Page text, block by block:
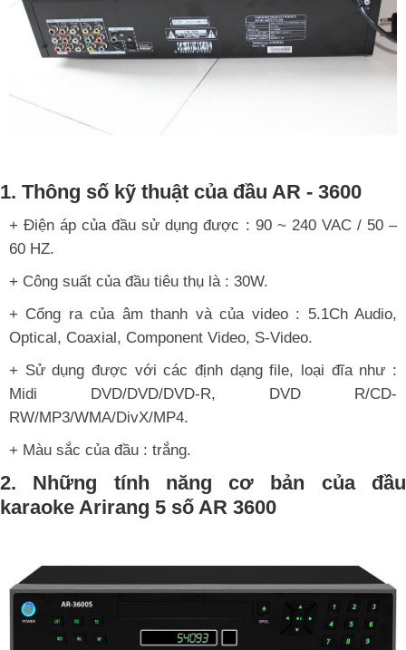
1. Thông số kỹ thuật của đầu AR - 3600
+ Điện áp của đầu sử dụng được : 90 ~ 240 VAC / 50 –
60 HZ.
+ Công suất của đầu tiêu thụ là : 30W.
+ Cổng ra của âm thanh và của video : 5.1Ch Audio,
Optical, Coaxial, Component Video, S-Video.
+ Sử dụng được với các định dạng file, loại đĩa như :
Midi DVD/DVD/DVD-R, DVD R/CD-
RW/MP3/WMA/DivX/MP4.
+ Màu sắc của đầu : trắng.
2. Những tính năng cơ bản của đầu
karaoke Arirang 5 số AR 3600